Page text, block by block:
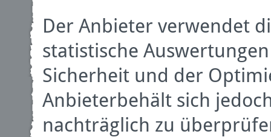
Der Anbieter verwendet
statistische
Sicherheit und der
Anbieterbehält sich
nachträglich zu